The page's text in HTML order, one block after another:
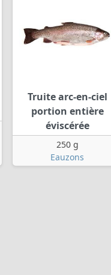
Truite arc-en-ciel
portion entière
éviscérée
250 g
Eauzons